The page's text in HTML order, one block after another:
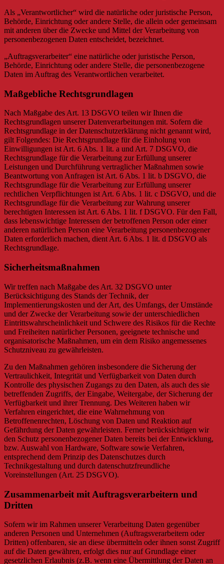
Als „Verantwortlicher“ wird die natürliche oder juristische Person,
Behörde, Einrichtung oder andere Stelle, die allein oder gemeinsam
mit anderen über die Zwecke und Mittel der Verarbeitung von
personenbezogenen Daten entscheidet, bezeichnet.
„Auftragsverarbeiter“ eine natürliche oder juristische Person,
Behörde, Einrichtung oder andere Stelle, die personenbezogene
Daten im Auftrag des Verantwortlichen verarbeitet.
Maßgebliche Rechtsgrundlagen
Nach Maßgabe des Art. 13 DSGVO teilen wir Ihnen die
Rechtsgrundlagen unserer Datenverarbeitungen mit. Sofern die
Rechtsgrundlage in der Datenschutzerklärung nicht genannt wird,
gilt Folgendes: Die Rechtsgrundlage für die Einholung von
Einwilligungen ist Art. 6 Abs. 1 lit. a und Art. 7 DSGVO, die
Rechtsgrundlage für die Verarbeitung zur Erfüllung unserer
Leistungen und Durchführung vertraglicher Maßnahmen sowie
Beantwortung von Anfragen ist Art. 6 Abs. 1 lit. b DSGVO, die
Rechtsgrundlage für die Verarbeitung zur Erfüllung unserer
rechtlichen Verpflichtungen ist Art. 6 Abs. 1 lit. c DSGVO, und die
Rechtsgrundlage für die Verarbeitung zur Wahrung unserer
berechtigten Interessen ist Art. 6 Abs. 1 lit. f DSGVO. Für den Fall,
dass lebenswichtige Interessen der betroffenen Person oder einer
anderen natürlichen Person eine Verarbeitung personenbezogener
Daten erforderlich machen, dient Art. 6 Abs. 1 lit. d DSGVO als
Rechtsgrundlage.
Sicherheitsmaßnahmen
Wir treffen nach Maßgabe des Art. 32 DSGVO unter
Berücksichtigung des Stands der Technik, der
Implementierungskosten und der Art, des Umfangs, der Umstände
und der Zwecke der Verarbeitung sowie der unterschiedlichen
Eintrittswahrscheinlichkeit und Schwere des Risikos für die Rechte
und Freiheiten natürlicher Personen, geeignete technische und
organisatorische Maßnahmen, um ein dem Risiko angemessenes
Schutzniveau zu gewährleisten.
Zu den Maßnahmen gehören insbesondere die Sicherung der
Vertraulichkeit, Integrität und Verfügbarkeit von Daten durch
Kontrolle des physischen Zugangs zu den Daten, als auch des sie
betreffenden Zugriffs, der Eingabe, Weitergabe, der Sicherung der
Verfügbarkeit und ihrer Trennung. Des Weiteren haben wir
Verfahren eingerichtet, die eine Wahrnehmung von
Betroffenenrechten, Löschung von Daten und Reaktion auf
Gefährdung der Daten gewährleisten. Ferner berücksichtigen wir
den Schutz personenbezogener Daten bereits bei der Entwicklung,
bzw. Auswahl von Hardware, Software sowie Verfahren,
entsprechend dem Prinzip des Datenschutzes durch
Technikgestaltung und durch datenschutzfreundliche
Voreinstellungen (Art. 25 DSGVO).
Zusammenarbeit mit Auftragsverarbeitern und
Dritten
Sofern wir im Rahmen unserer Verarbeitung Daten gegenüber
anderen Personen und Unternehmen (Auftragsverarbeitern oder
Dritten) offenbaren, sie an diese übermitteln oder ihnen sonst Zugriff
auf die Daten gewähren, erfolgt dies nur auf Grundlage einer
gesetzlichen Erlaubnis (z.B. wenn eine Übermittlung der Daten an